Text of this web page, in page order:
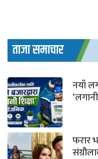
ताजा समाचार
नयाँ
फरार